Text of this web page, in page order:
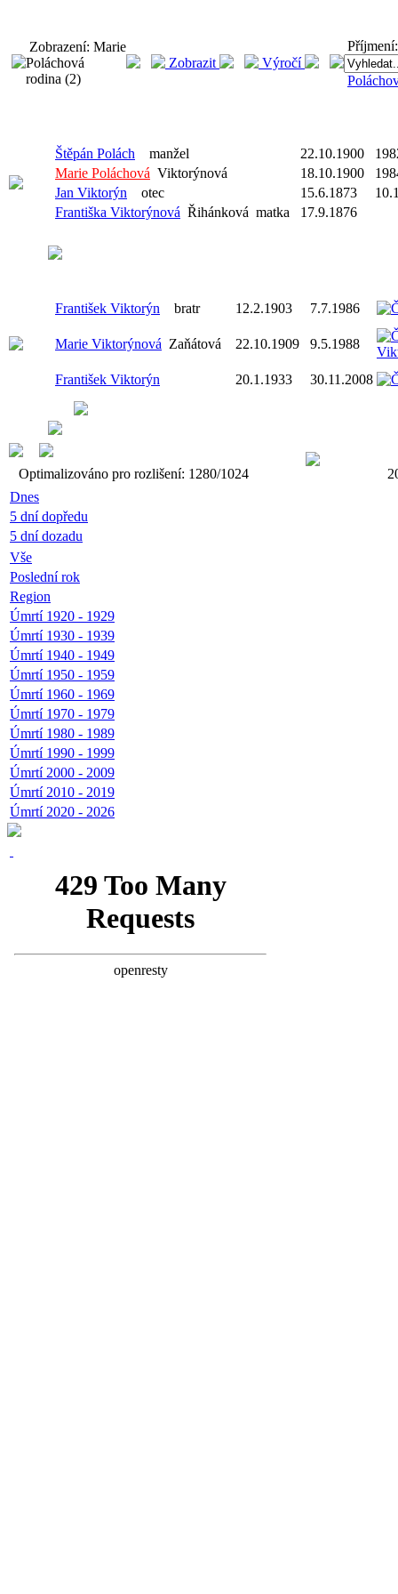
Zobrazení: Marie
Poláchová
rodina (2)
Zobrazit Výročí
Příjmení:
Štěpán Polách manžel 22.10.1900
Marie Poláchová Viktorýnová 18.10.1900
Jan Viktorýn
otec 15.6.1873
Františka Viktorýnová Řihánková matka 17.9.1876
František Viktorýn bratr 12.2.1903 7.7.1986
Marie Viktorýnová Zaňátová 22.10.1909 9.5.1988
František Viktorýn 20.1.1933 30.11.2008
Optimalizováno pro rozlišení: 1280/1024
Dnes
5 dní dopředu
5 dní dozadu
Vše
Poslední rok
Region
Úmrtí 1920 - 1929
Úmrtí 1930 - 1939
Úmrtí 1940 - 1949
Úmrtí 1950 - 1959
Úmrtí 1960 - 1969
Úmrtí 1970 - 1979
Úmrtí 1980 - 1989
Úmrtí 1990 - 1999
Úmrtí 2000 - 2009
Úmrtí 2010 - 2019
Úmrtí 2020 - 2026